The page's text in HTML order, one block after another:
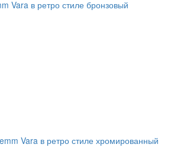
Vara в ретро стиле бронзовый